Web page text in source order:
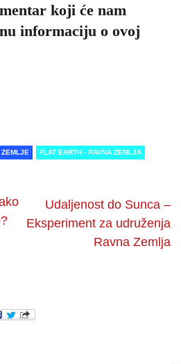
koji će nam
informaciju o ovoj
FLAT EARTH - RAVNA ZEMLJA
Udaljenost do Sunca –
Eksperiment za udruženja
Ravna Zemlja